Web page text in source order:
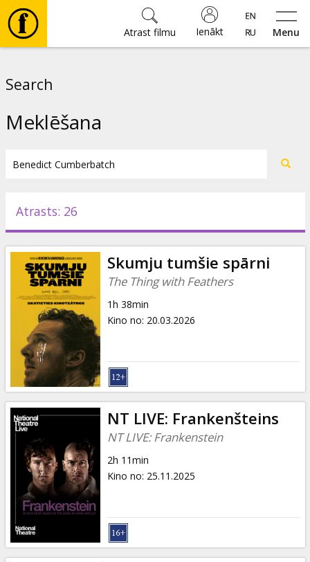
Menu
Ienākt
Atrast filmu
Pasākumi
Ziņas
Dāvanu
kartes
Uzkodas
B2B
Kino
Klubs
Search
Meklēšana
Atrasts: 26
Skumju tumšie spārni
The Thing with Feathers
1h 38min
Kino no: 20.03.2026
NT LIVE: Frankenšteins
NT LIVE: Frankenstein
2h 11min
Kino no: 25.11.2025